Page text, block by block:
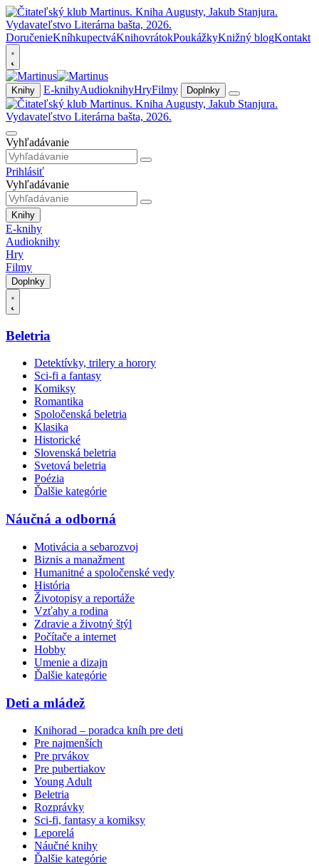
DoručenieKníhkupectváKnihovrátokPoukážkyKnižný blogKontakt
Knihy E-knihyAudioknihyHryFilmy Doplnky
Vyhľadávanie
Prihlásiť
Vyhľadávanie
Knihy
E-knihy
Audioknihy
Hry
Filmy
Doplnky
Beletria
Detektívky, trilery a horory
Sci-fi a fantasy
Komiksy
Romantika
Spoločenská beletria
Klasika
Historické
Slovenská beletria
Svetová beletria
Poézia
Ďalšie kategórie
Náučná a odborná
Motivácia a sebarozvoj
Biznis a manažment
Humanitné a spoločenské vedy
História
Životopisy a reportáže
Vzťahy a rodina
Zdravie a životný štýl
Počítače a internet
Hobby
Umenie a dizajn
Ďalšie kategórie
Deti a mládež
Knihorad – poradca kníh pre deti
Pre najmenších
Pre prvákov
Pre pubertiakov
Young Adult
Beletria
Rozprávky
Sci-fi, fantasy a komiksy
Leporelá
Náučné knihy
Ďalšie kategórie